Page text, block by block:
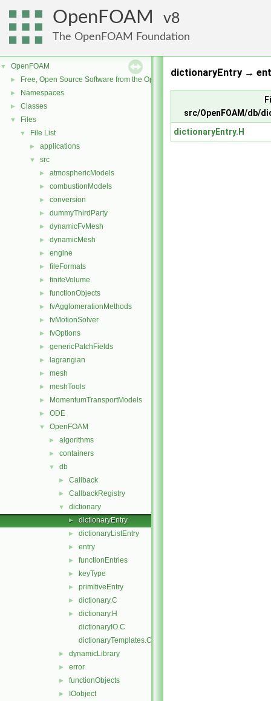
OpenFOAM 8
The OpenFOAM Foundation
▼ OpenFOAM
► Free, Open Source Software from the OpenFOAM Foundation
► Namespaces
► Classes
▼ Files
▼ File List
► applications
▼ src
► atmosphericModels
► combustionModels
► conversion
► dummyThirdParty
► dynamicFvMesh
► dynamicMesh
► engine
► fileFormats
► finiteVolume
► functionObjects
► fvAgglomerationMethods
► fvMotionSolver
► fvOptions
► genericPatchFields
► lagrangian
► mesh
► meshTools
► MomentumTransportModels
► ODE
▼ OpenFOAM
► algorithms
► containers
▼ db
► Callback
► CallbackRegistry
▼ dictionary
► dictionaryEntry
► dictionaryListEntry
► entry
► functionEntries
► keyType
► primitiveEntry
► dictionary.C
►
dictionary.H
dictionaryIO.C
dictionaryTemplates.C
► dynamicLibrary
► error
► functionObjects
► IOobject
dictionaryEntry →
src/OpenFOAM/db/
dictionaryEntry.H